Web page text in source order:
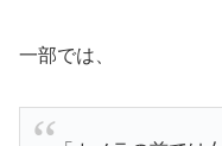
一部では、